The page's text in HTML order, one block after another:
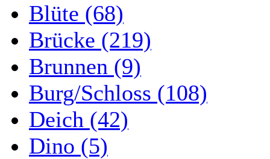
Blüte (68)
Brücke (219)
Brunnen (9)
Burg/Schloss (108)
Deich (42)
Dino (5)